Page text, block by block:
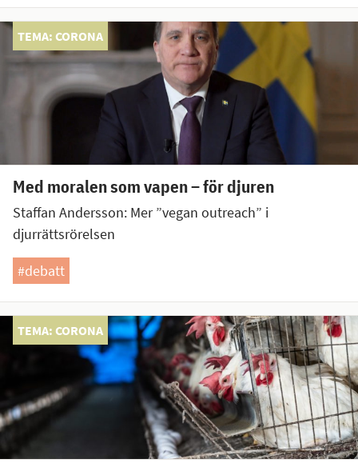
TEMA: CORONA
Med moralen som vapen – för djuren
Staffan Andersson: Mer ”vegan outreach” i
djurrättsrörelsen
#debatt
TEMA: CORONA